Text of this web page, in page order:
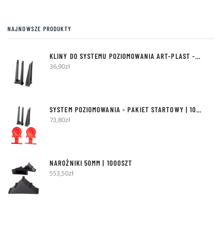
stronie
NAJNOWSZE PRODUKTY
KLINY DO SYSTEMU POZIOMOWANIA ART-PLAST - 300SZT
36,90zł
SYSTEM POZIOMOWANIA - PAKIET STARTOWY | 100 KLINÓW + 500 KLIPSÓW
73,80zł
NAROŻNIKI 50MM | 1000SZT
553,50zł